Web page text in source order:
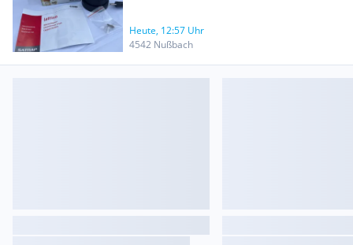
Heute, 12:57 Uhr
4542 Nußbach